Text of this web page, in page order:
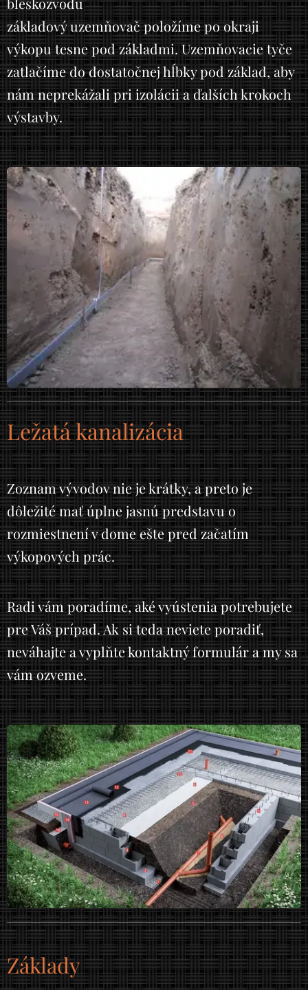
základový uzemňovač položíme po okraji
výkopu tesne pod základmi. Uzemňovacie tyče
zatlačíme do dostatočnej hĺbky pod základ, aby
nám neprekážali pri izolácii a ďalších krokoch
výstavby.
Ležatá kanalizácia
Zoznam vývodov nie je krátky, a preto je
dôležité mať úplne jasnú predstavu o
rozmiestnení v dome ešte pred začatím
výkopových prác.
Radi vám poradíme, aké vyústenia potrebujete
pre Váš prípad. Ak si teda neviete poradiť,
neváhajte a vyplňte kontaktný formulár a my sa
vám ozveme.
Základy